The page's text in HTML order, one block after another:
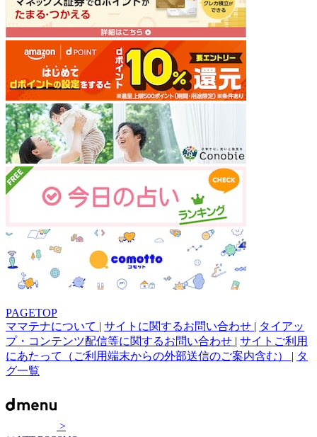
PAGETOP
ママテナについて | サイトに関するお問い合わせ | タイアッ
プ・コンテンツ配信等に関するお問い合わせ | サイトご利用
にあたって（ご利用端末からの外部送信のご案内含む） | タ
グ一覧
>